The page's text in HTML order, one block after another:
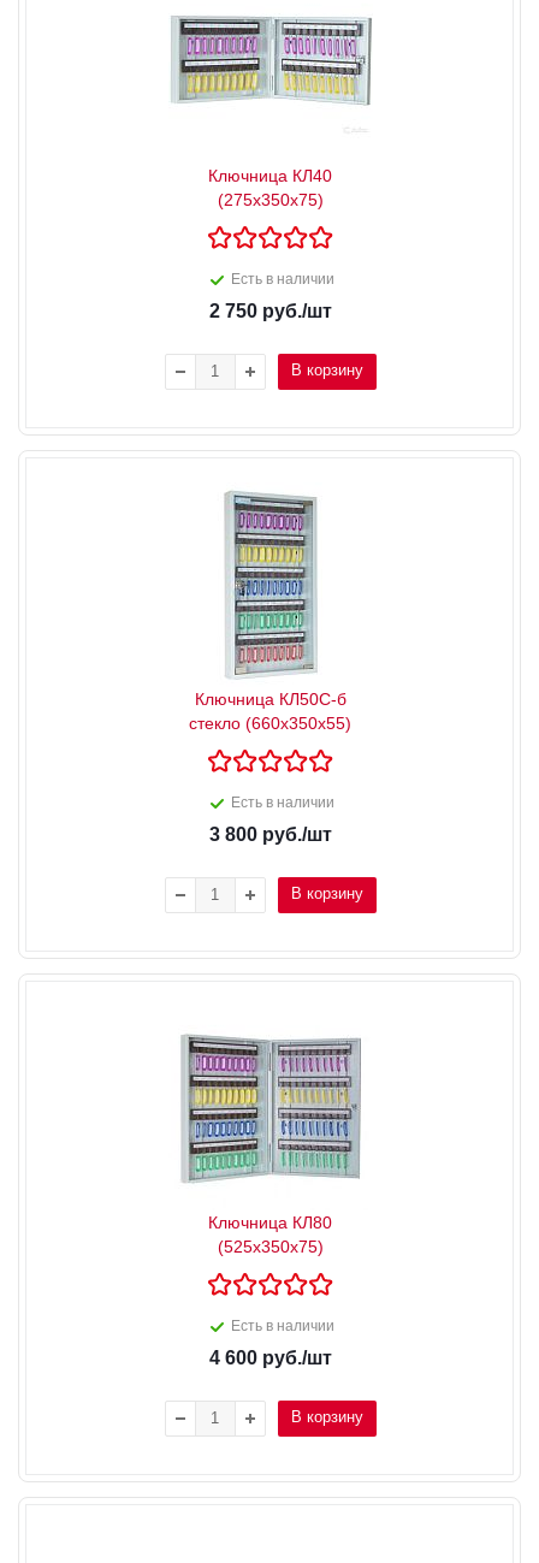
Ключница КЛ40
(275x350x75)
Есть в наличии
2 750руб./шт
В корзину
Ключница КЛ50С-б
стекло (660x350x55)
Есть в наличии
3 800руб./шт
В корзину
Ключница КЛ80
(525x350x75)
Есть в наличии
4 600руб./шт
В корзину